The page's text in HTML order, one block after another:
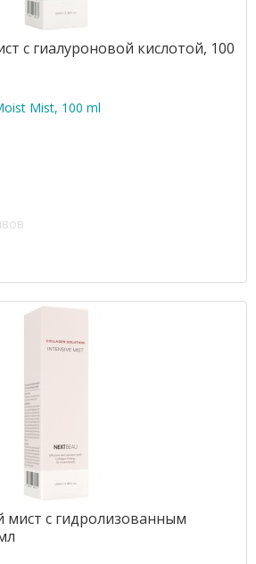
с гиалуроновой кислотой, 100
Mist, 100 ml
с гидролизованным